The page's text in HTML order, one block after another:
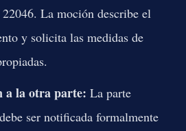
La moción describe el
y solicita las medidas de
a la otra parte: La parte
ser notificada formalmente